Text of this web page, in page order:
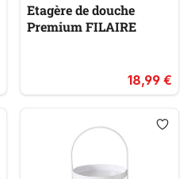
Etagère de douche
Premium FILAIRE
18,99 €